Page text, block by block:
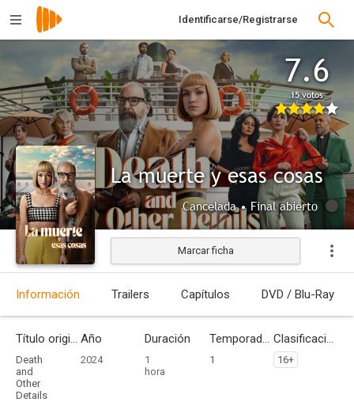
Identificarse/Registrarse
7.6
15 votos
La muerte y esas cosas
Cancelada • Final abierto
Marcar ficha
Información Trailers Capítulos DVD / Blu-Ray
Título original
Death
and
Other
Details
Año
2024
Duración
1
hora
Temporadas
1
Clasificación por edades
16+